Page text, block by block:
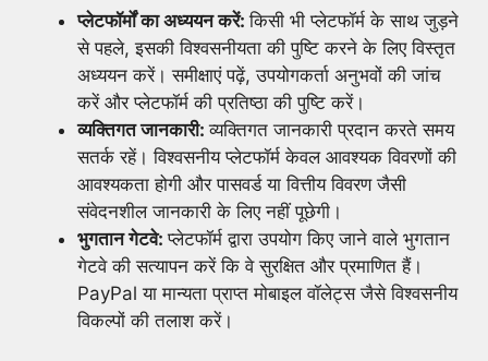
प्लेटफॉर्मों का अध्ययन करें:किसी भी प्लेटफॉर्म के साथ जुड़ने
से पहले, इसकी विश्वसनीयता की पुष्टि करने के लिए विस्तृत
अध्ययन करें। समीक्षाएं पढ़ें, उपयोगकर्ता अनुभवों की जांच
करें और प्लेटफॉर्म की प्रतिष्ठा की पुष्टि करें।
व्यक्तिगत जानकारी:व्यक्तिगत जानकारी प्रदान करते समय
सतर्क रहें। विश्वसनीय प्लेटफॉर्म केवल आवश्यक विवरणों की
आवश्यकता होगी और पासवर्ड या वित्तीय विवरण जैसी
संवेदनशील जानकारी के लिए नहीं पूछेगी।
भुगतान गेटवे:प्लेटफॉर्म द्वारा उपयोग किए जाने वाले भुगतान
गेटवे की सत्यापन करें कि वे सुरक्षित और प्रमाणित हैं।
PayPal या मान्यता प्राप्त मोबाइल वॉलेट्स जैसे विश्वसनीय
विकल्पों की तलाश करें।